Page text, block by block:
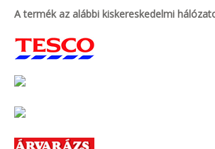
A termék az alábbi kiskereskedelmi